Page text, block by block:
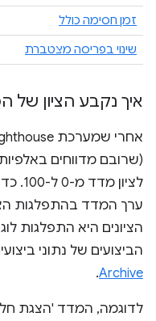
זמן חסימה כולל
שינוי בפריסה מצטברת
איך נקבע הציון של
(שרובם מדווחים
הציונים היא התפלגות
הביצועים של נתוני
Archive
.